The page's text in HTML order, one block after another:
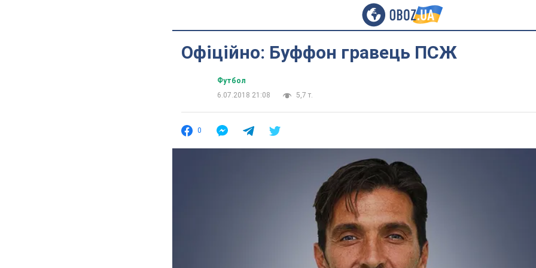
Офіційно: Буффон гравець ПСЖ
Футбол
6.07.2018 21:08
5,7 т.
0